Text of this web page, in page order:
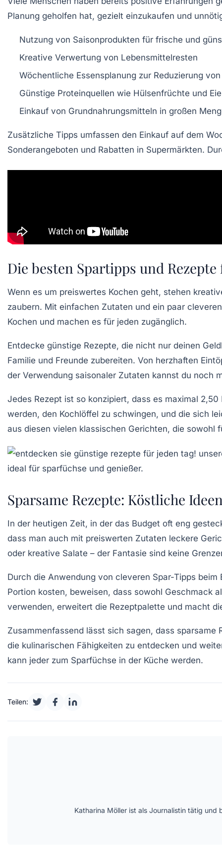
Planung geholfen hat, gezielt einzukaufen und
Nutzung von Saisonprodukten für frische und
Kreative Verwertung von Lebensmittelresten
Wöchentliche Essensplanung zur Reduzierung
Günstige Proteinquellen wie Hülsenfrüchte und
Einkauf von Grundnahrungsmitteln in großen
Zusätzliche Tipps umfassen den Einkauf auf dem
Sonderangeboten und Rabatten in Supermärkten.
Die besten Spartipps und
Wenn es um preiswertes Kochen geht, stehen
zaubern. Mit einfachen Zutaten und ein paar
Kochen und machen es für jeden zugänglich.
Entdecke günstige Rezepte, die nicht nur deinen
Familie und Freunde zubereiten. Von herzhaften
der Verwendung saisonaler Zutaten kannst du noch
Jedes Rezept ist so konzipiert, dass es maximal 2,50
werden, den Kochlöffel zu schwingen, und die sich
aus diesen vielen klassischen Gerichten, die sowohl
Sparsame Rezepte: Köstliche
In der heutigen Zeit, in der das Budget oft eng
dass man auch mit preiswerten Zutaten leckere
oder kreative Salate – der Fantasie sind keine
Durch die Anwendung von cleveren Spar-Tipps
Portion kosten, beweisen, dass sowohl Geschmack
verwenden, erweitert die Rezeptpalette und macht
Zusammenfassend lässt sich sagen, dass sparsame
die kulinarischen Fähigkeiten zu entdecken und
kann jeder zum Sparfüchse in der Küche werden.
Teilen:
Katharina Möller ist als Journalistin tätig